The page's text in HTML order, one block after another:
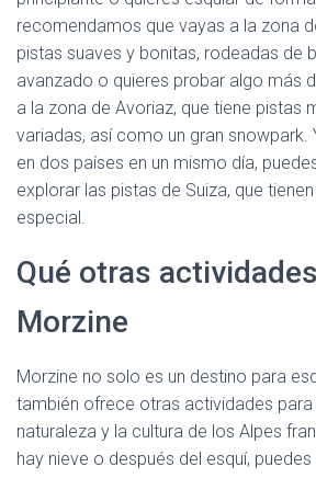
recomendamos que vayas a la zona
pistas suaves y bonitas, rodeadas de
avanzado o quieres probar algo más
a la zona de Avoriaz, que tiene pistas
variadas, así como un gran snowpark.
en dos países en un mismo día,
explorar las pistas de Suiza, que
especial.
Qué otras
Morzine
Morzine no solo es un destino para
también ofrece otras actividades para
naturaleza y la cultura de los Alpes
hay nieve o después del esquí,